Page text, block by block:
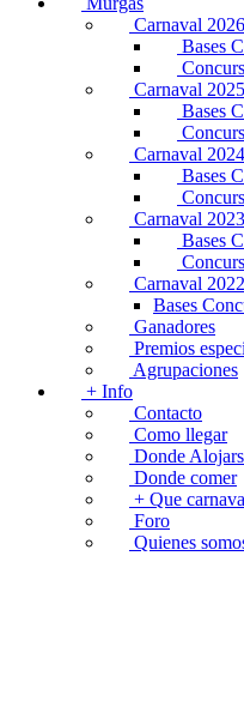
Carnaval 2026
Bases
Carnaval 2025
Bases
Carnaval 2024
Bases
Carnaval 2023
Bases
Carnaval 2022
Bases
Ganadores
Premios
Agrupaciones
+ Info
Contacto
Como llegar
Donde
Donde comer
+ Que
Foro
Quienes